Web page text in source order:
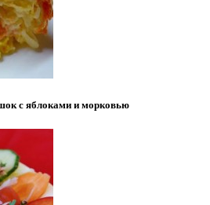
с яблоками и морковью